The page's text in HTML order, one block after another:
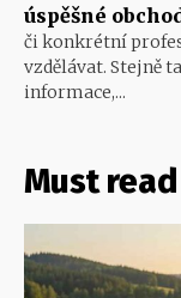
úspěšné
či konkrétní
vzdělávat. Stejně
informace,...
Must read